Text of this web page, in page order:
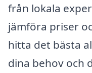
från lokala
jämföra priser
hitta det bästa
dina behov och